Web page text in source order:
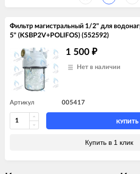
Фильтр магистральный 1/2" для
5" (KSBP2V+POLIFOS) (552592)
1 500 ₽
Нет в наличии
Артикул 005417
КУПИТЬ
Купить в 1 клик